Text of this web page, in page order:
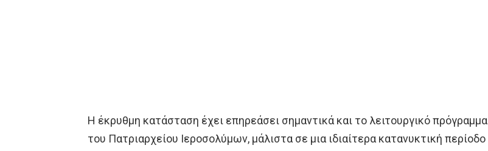
Η έκρυθμη κατάσταση έχει επηρεάσει σημαντικά και το λειτουργικό πρόγραμμα
του Πατριαρχείου Ιεροσολύμων, μάλιστα σε μια ιδιαίτερα κατανυκτική περίοδο